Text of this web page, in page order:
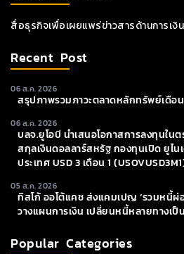
สื่อธุรกิจเพื่อเผยแพร่ข่าวสารด้านการเงิ
Recent Post
06 ส.ค. 2026
สรุปภาพรวมภาวะตลาดหลักทรัพย์เดือ
06 ส.ค. 2026
บลจ.ยูโอบี นำเสนอโอกาสการลงทุนใน
สกุลเงินดอลลาร์สหรัฐ กองทุนเปิด ยูไน
ประเทศ USD 3 เดือน 1
05 ส.ค. 2026
ทิสโก้ ออโต้แคช ส่งแคมเปญ ‘รวมหนี้ผ่
วางแผนการเงิน เปลี่ยนหนี้หลายทางเป็
Popular Categories